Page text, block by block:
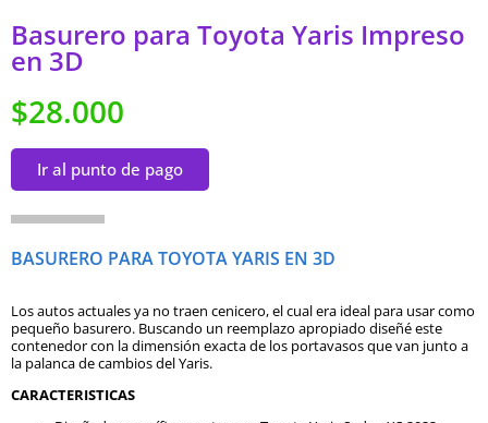
Basurero para Toyota Yaris Impreso
en 3D
$28.000
Ir al punto de pago
BASURERO PARA TOYOTA YARIS EN 3D
Los autos actuales ya no traen cenicero, el cual era ideal para usar como
pequeño basurero. Buscando un reemplazo apropiado diseñé este
contenedor con la dimensión exacta de los portavasos que van junto a
la palanca de cambios del Yaris.
CARACTERISTICAS